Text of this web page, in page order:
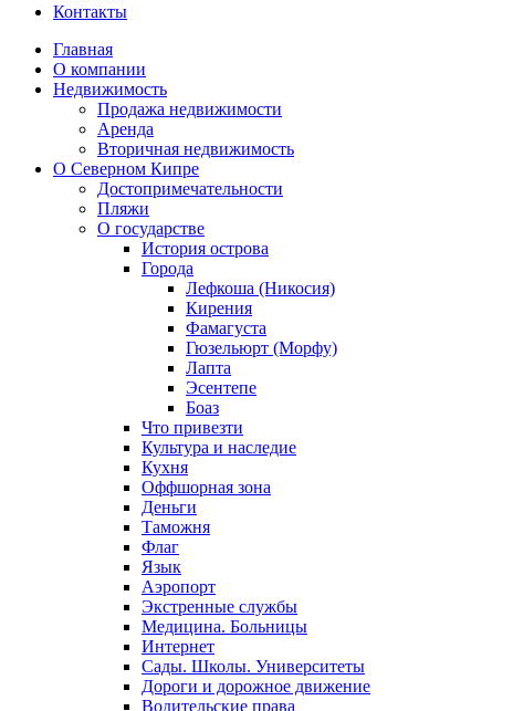
Контакты
Главная
О компании
Недвижимость
Продажа недвижимости
Аренда
Вторичная недвижимость
О Северном Кипре
Достопримечательности
Пляжи
О государстве
История острова
Города
Лефкоша (Никосия)
Кирения
Фамагуста
Гюзельюрт (Морфу)
Лапта
Эсентепе
Боаз
Что привезти
Культура и наследие
Кухня
Оффшорная зона
Деньги
Таможня
Флаг
Язык
Аэропорт
Экстренные службы
Медицина. Больницы
Интернет
Сады. Школы. Университеты
Дороги и дорожное движение
Водительские права